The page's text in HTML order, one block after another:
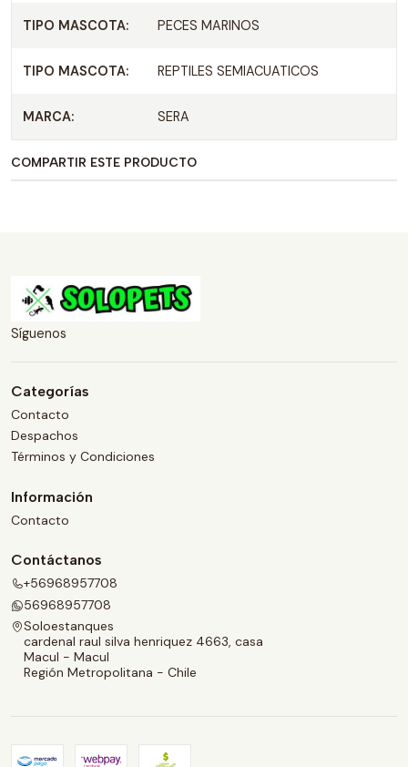
TIPO MASCOTA: PECES MARINOS
TIPO MASCOTA: REPTILES SEMIACUATICOS
MARCA: SERA
COMPARTIR ESTE PRODUCTO
Síguenos
Categorías
Contacto
Despachos
Términos y Condiciones
Información
Contacto
Contáctanos
+56968957708
56968957708
Soloestanques
cardenal raul silva henriquez 4663, casa
Macul - Macul
Región Metropolitana - Chile